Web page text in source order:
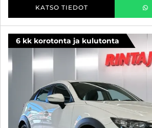
KATSO TIEDOT
6 kk korotonta ja kulutonta